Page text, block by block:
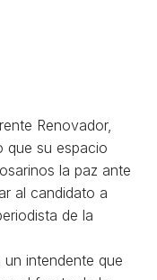
Renovador,
que su espacio
la paz ante
al candidato a
de la
intendente que